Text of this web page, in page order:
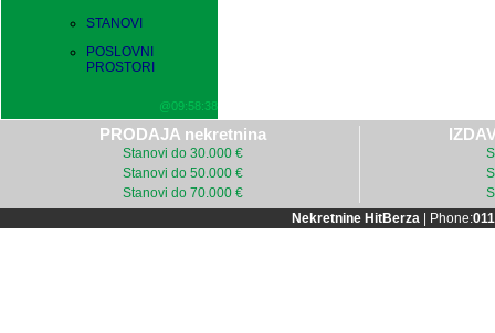
STANOVI
POSLOVNI
PROSTORI
@09:58:38
PRODAJA nekretnina
Stanovi do 30.000 €
Stanovi do 50.000 €
Stanovi do 70.000 €
Nekretnine HitBerza| Phone: